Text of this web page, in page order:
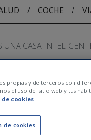
/ COCHE /
UNA CASA
CASA
propias y de terceros con
el uso del sitio web y tus
cookies
de cookies